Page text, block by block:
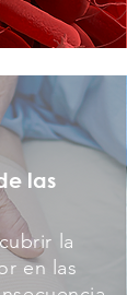
las
la
en las